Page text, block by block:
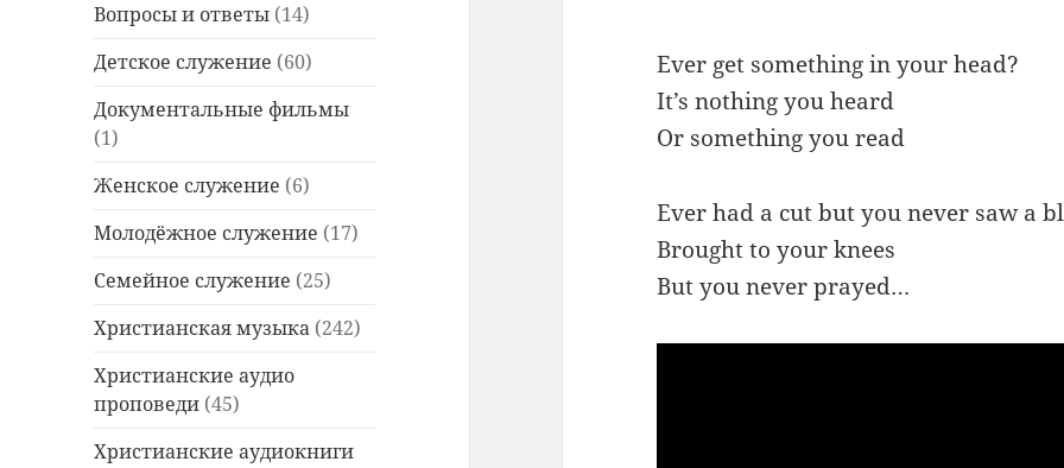
Вопросы и ответы (14)
Детское служение (60)
Документальные фильмы
(1)
Женское служение (6)
Молодёжное служение (17)
Семейное служение (25)
Христианская музыка (242)
Христианские аудио
проповеди (45)
Христианские аудиокниги
Ever get something in your head?
It’s nothing you heard
Or something you read
Ever had a cut but you never saw a
Brought to your knees
But you never prayed…